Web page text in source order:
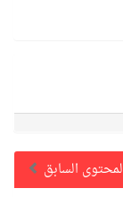
السابق